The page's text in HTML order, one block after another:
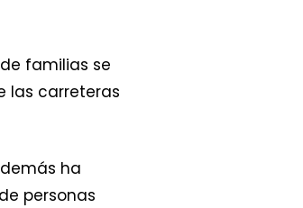
familias se
las carreteras
ha
personas